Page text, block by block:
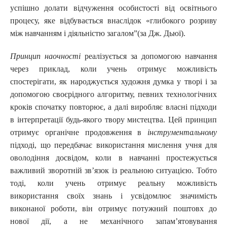
успішно долати відчуження особистості від освітнього
процесу, яке відбувається внаслідок «глибокого розриву
між навчанням і діяльністю загалом”(за Дж. Дьюї).
Принцип наочності реалізується за допомогою навчання
через приклад, коли учень отримує можливість
спостерігати, як народжується художня думка у творі і за
допомогою своєрідного алгоритму, певних технологічних
кроків спочатку повторює, а далі виробляє власні підходи
в інтерпретації будь-якого твору мистецтва. Цей принцип
отримує органічне продовження в інструментальному
підході, що передбачає використання мислення учня для
оволодіння досвідом, коли в навчанні простежується
важливий зворотній зв’язок із реальною ситуацією. Тобто
тоді, коли учень отримує реальну можливість
використання своїх знань і усвідомлює значимість
виконаної роботи, він отримує потужний поштовх до
нової дії, а не механічного запам’ятовування